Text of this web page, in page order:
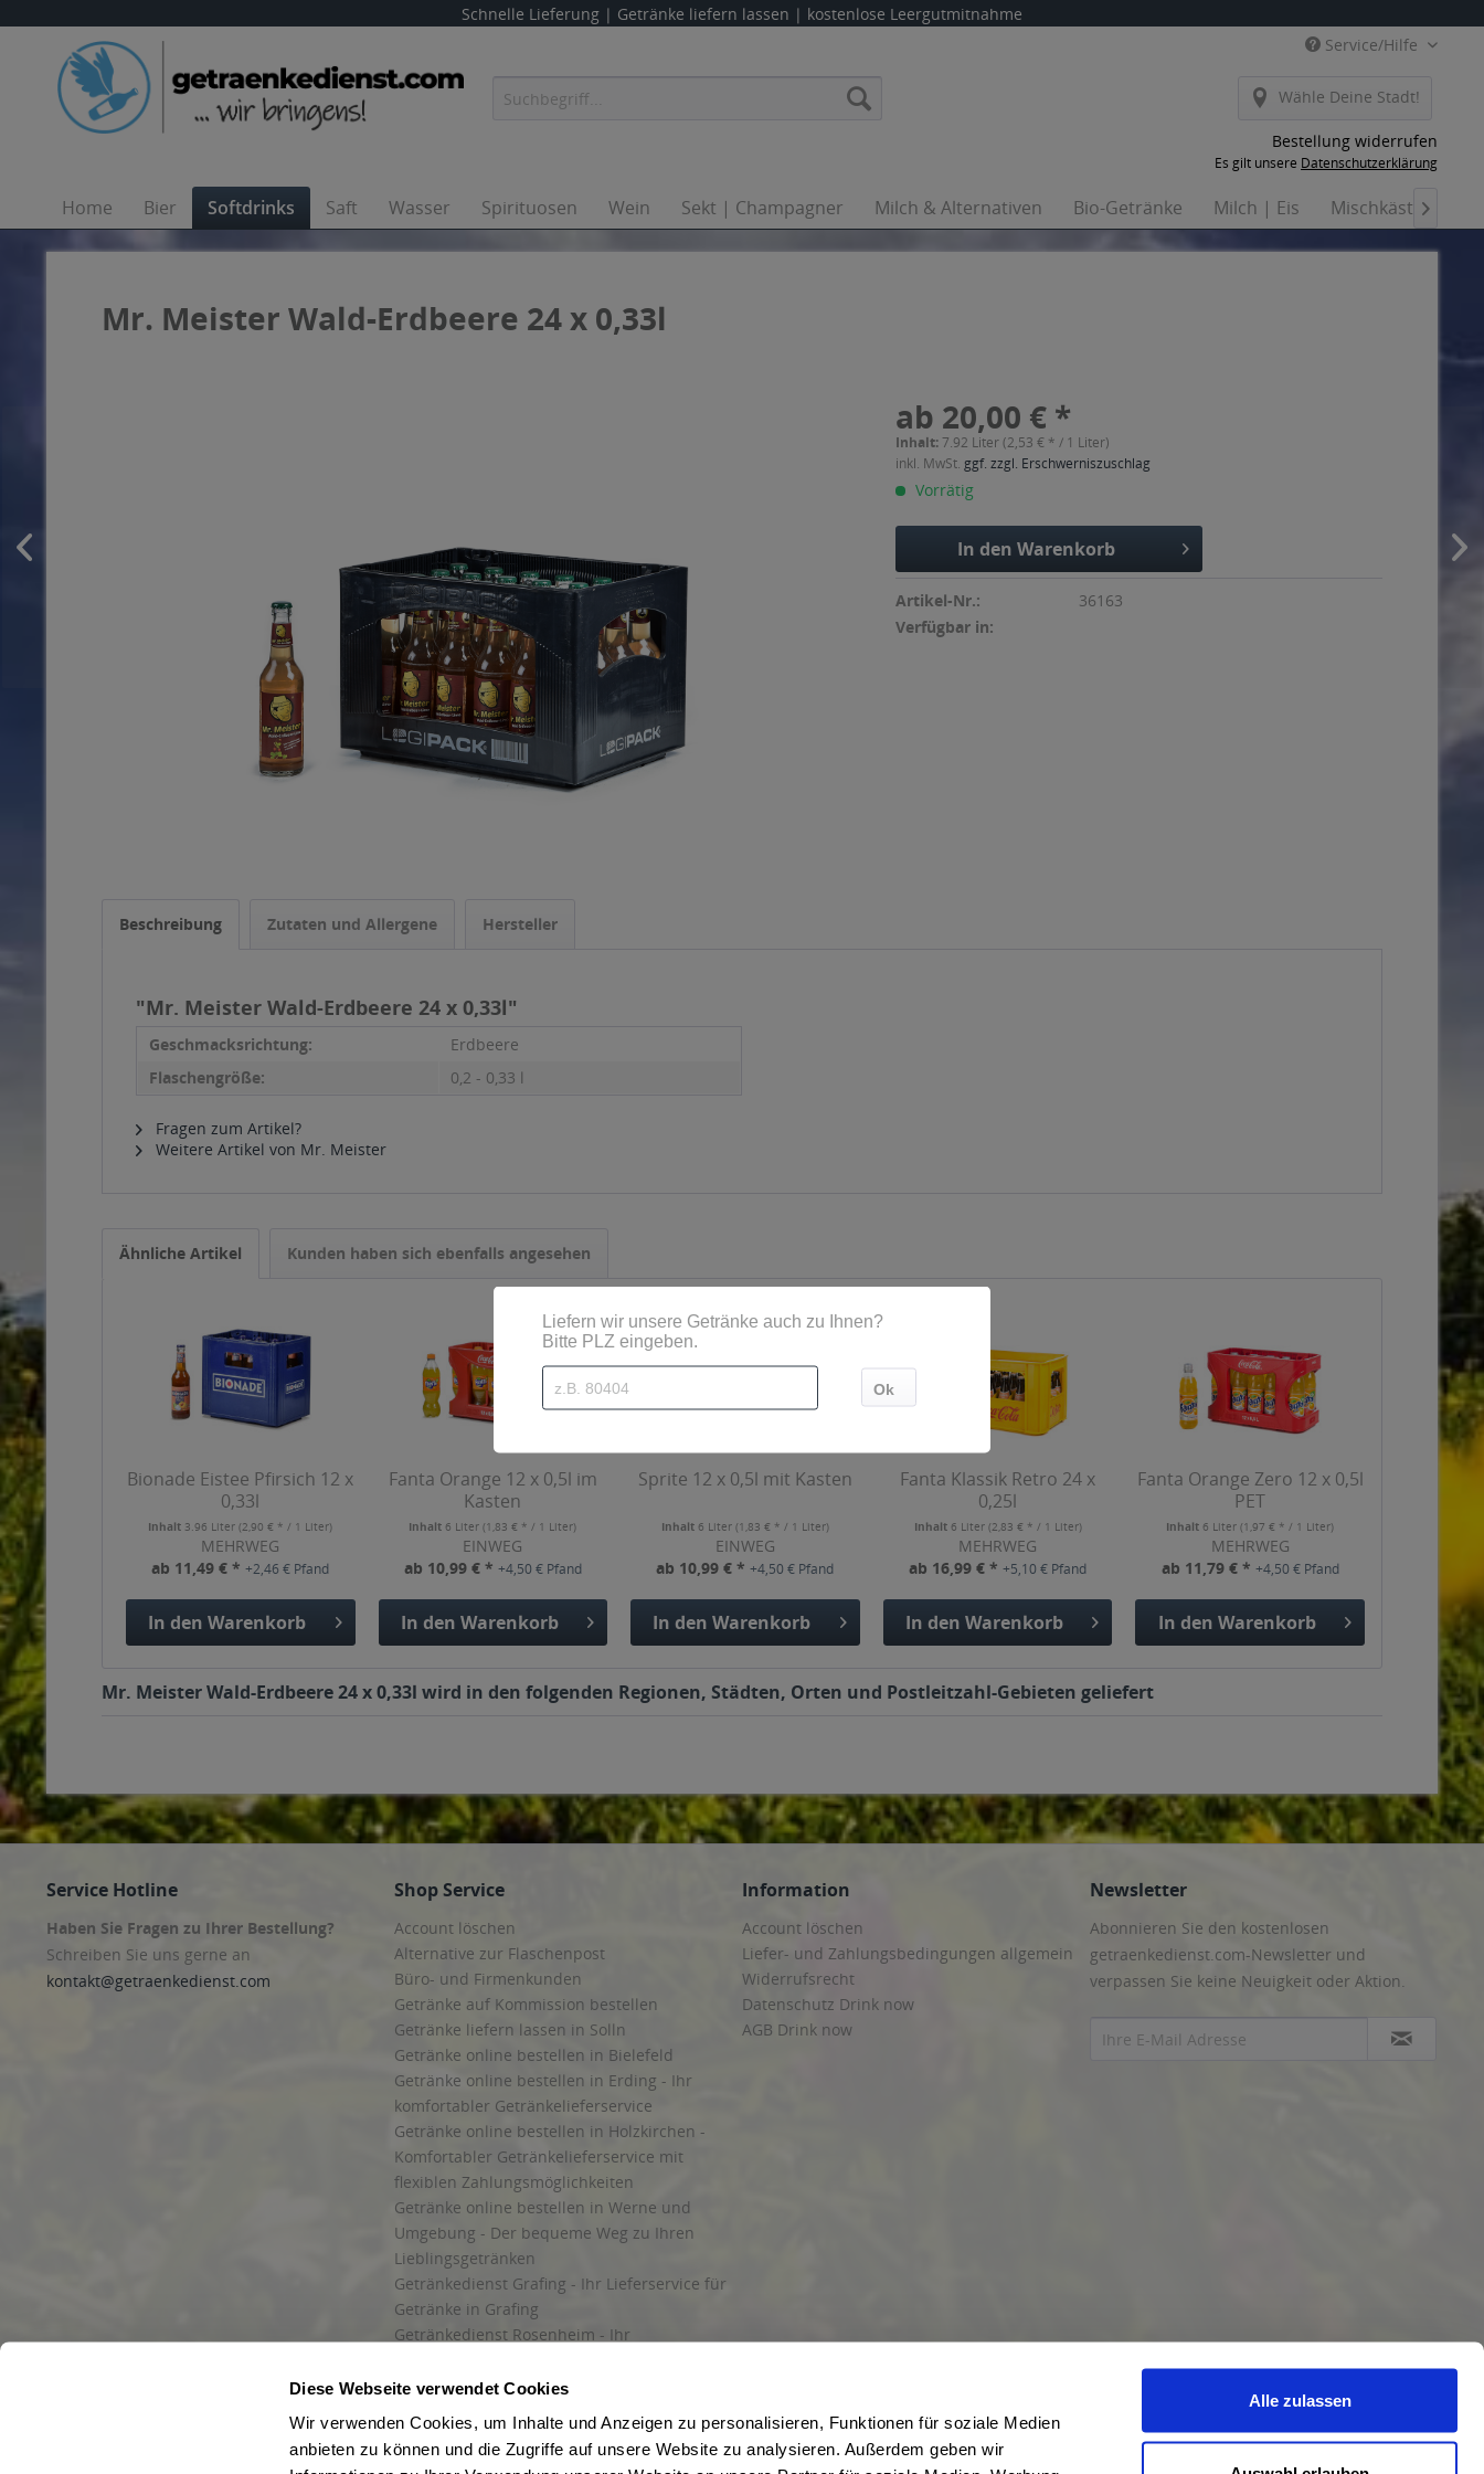
Diese Webseite verwendet Cookies
Wir verwenden Cookies, um Inhalte und Anzeigen zu personalisieren, Funktionen für soziale Medien
anbieten zu können und die Zugriffe auf unsere Website zu analysieren. Außerdem geben wir
Alle zulassen
Schnelle Lieferung | Getränke liefern lassen | kostenlose Leergutmitnahme
Service/Hilfe
Wähle Deine Stadt!
Bestellung widerrufen
Es gilt unsere Datenschutzerklärung
Home Bier Softdrinks Saft Wasser Spirituosen Wein Sekt | Champagner Milch & Alternativen Bio-Getränke Milch | Eis Mischkästen

Mr. Meister Wald-Erdbeere 24 x 0,33l
ab 20,00 € *
Inhalt:7.92 Liter (2,53 € * / 1 Liter)
inkl. MwSt. ggf. zzgl. Erschwerniszuschlag
Vorrätig
In den Warenkorb
Artikel-Nr.:
36163
Verfügbar in:
Beschreibung Zutaten und Allergene Hersteller
"Mr. Meister Wald-Erdbeere 24 x 0,33l"
Geschmacksrichtung:
Erdbeere
Flaschengröße:
0,2 - 0,33 l
Fragen zum Artikel?
Weitere Artikel von Mr. Meister
Ähnliche Artikel Kunden haben sich ebenfalls angesehen
Bionade Eistee Pfirsich 12 x
0,33l
Inhalt 3.96 Liter(2,90 € * / 1 Liter)
MEHRWEG
ab 11,49 € *+2,46 € Pfand
In den Warenkorb
Fanta Orange 12 x 0,5l im
Kasten
Inhalt 6 Liter(1,83 € * / 1 Liter)
EINWEG
ab 10,99 € * +4,50 € Pfand
In den Warenkorb
Sprite 12 x 0,5l mit Kasten
Inhalt 6 Liter (1,83 € * / 1 Liter)
EINWEG
ab 10,99 € *+4,50 € Pfand
In den Warenkorb
Fanta Klassik Retro 24 x
0,25l
Inhalt 6 Liter (2,83 € * / 1 Liter)
MEHRWEG
ab 16,99 € *+5,10 € Pfand
In den Warenkorb
Fanta Orange Zero 12 x 0,5l
PET
Inhalt 6 Liter(1,97 € * / 1 Liter)
MEHRWEG
ab 11,79 € * +4,50 € Pfand
In den Warenkorb
Mr. Meister Wald-Erdbeere 24 x 0,33l wird in den folgenden Regionen, Städten, Orten und Postleitzahl-Gebieten geliefert
Service Hotline
Haben Sie Fragen zu Ihrer Bestellung?
Schreiben Sie uns gerne an
kontakt@getraenkedienst.com
Shop Service
Account löschen
Alternative zur Flaschenpost
Büro- und Firmenkunden
Getränke auf Kommission bestellen
Getränke liefern lassen in Solln
Getränke online bestellen in Bielefeld
Getränke online bestellen in Erding - Ihr
komfortabler Getränkelieferservice
Getränke online bestellen in Holzkirchen -
Komfortabler Getränkelieferservice mit
flexiblen Zahlungsmöglichkeiten
Getränke online bestellen in Werne und
Umgebung - Der bequeme Weg zu Ihren
Lieblingsgetränken
Getränkedienst Grafing - Ihr Lieferservice für
Getränke in Grafing
Getränkedienst Rosenheim - Ihr
und Umgebung
Liefergebiet
Lieferservice für Getränke
Information
Account löschen
Liefer- und Zahlungsbedingungen allgemein
Widerrufsrecht
Datenschutz Drink now
AGB Drink now
Newsletter
Abonnieren Sie den kostenlosen
getraenkedienst.com-Newsletter und
verpassen Sie keine Neuigkeit oder Aktion.